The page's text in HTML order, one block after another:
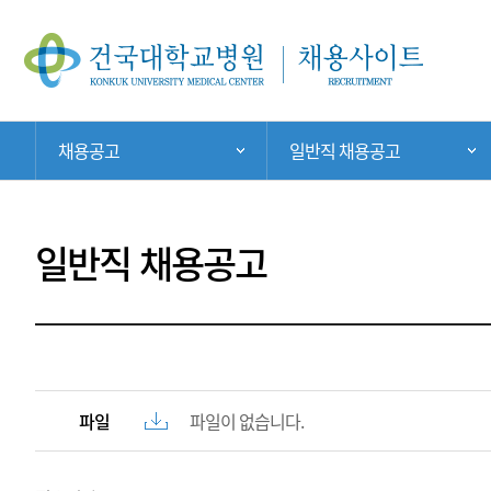
위
채용공고 주 메뉴 목록 열기
일반직 채용공고
일반직 채용공고
파일 파일이 없습니다.